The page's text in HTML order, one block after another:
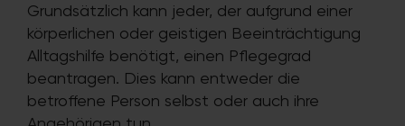
Grundsätzlich kann jeder, der aufgrund einer
körperlichen oder geistigen Beeinträchtigung
Alltagshilfe benötigt, einen Pflegegrad
beantragen. Dies kann entweder die
betroffene Person selbst oder auch ihre